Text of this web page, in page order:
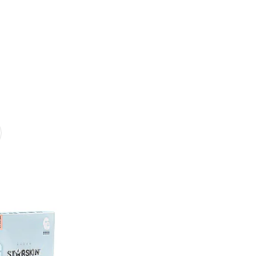
LOT DE MASQUES EN FEUILLES RED